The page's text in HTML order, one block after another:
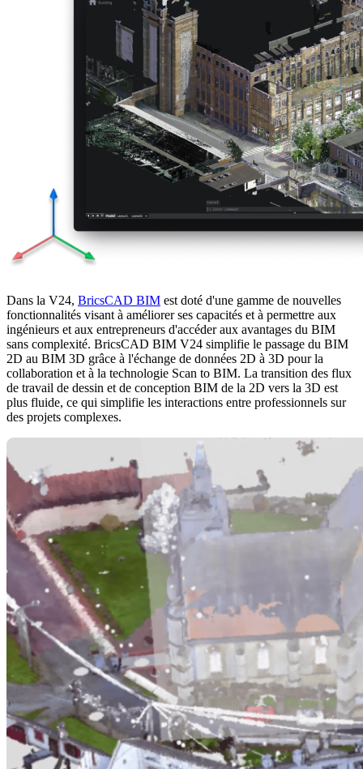
Dans la V24, BricsCAD BIM est doté d'une gamme de nouvelles
fonctionnalités visant à améliorer ses capacités et à permettre aux
ingénieurs et aux entrepreneurs d'accéder aux avantages du BIM
sans complexité. BricsCAD BIM V24 simplifie le passage du BIM
2D au BIM 3D grâce à l'échange de données 2D à 3D pour la
collaboration et à la technologie Scan to BIM. La transition des flux
de travail de dessin et de conception BIM de la 2D vers la 3D est
plus fluide, ce qui simplifie les interactions entre professionnels sur
des projets complexes.